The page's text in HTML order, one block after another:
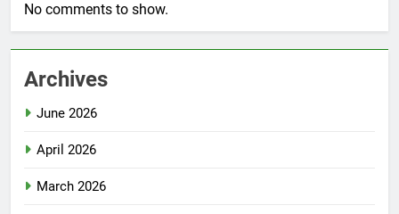
No comments to show.
Archives
June 2026
April 2026
March 2026